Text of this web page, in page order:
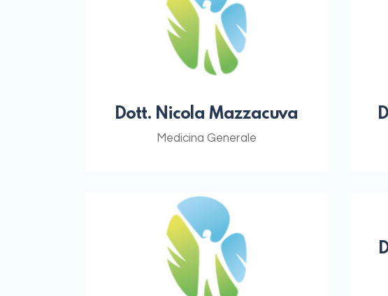
Dott. Nicola Mazzacuva
Medicina Generale